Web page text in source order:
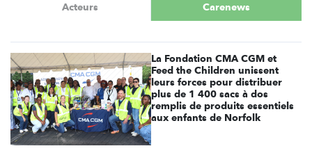
Acteurs Carenews
La Fondation CMA CGM et
Feed the Children unissent
leurs forces pour distribuer
plus de 1 400 sacs à dos
remplis de produits essentiels
aux enfants de Norfolk